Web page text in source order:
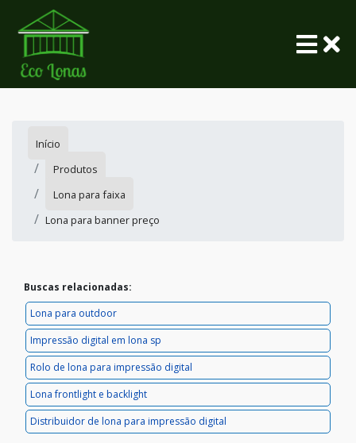
Início
Produtos
Lona para faixa
Lona para banner preço
Buscas relacionadas:
Lona para outdoor
Impressão digital em lona sp
Rolo de lona para impressão digital
Lona frontlight e backlight
Distribuidor de lona para impressão digital